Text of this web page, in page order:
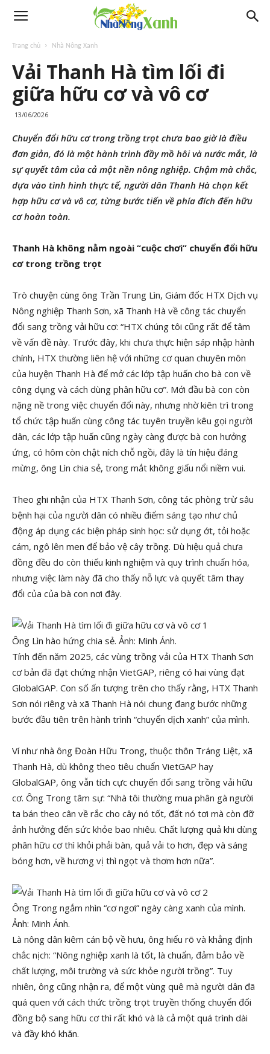
Trang chủ Nhà Nông Xanh
Vải Thanh Hà tìm lối đi
giữa hữu cơ và vô cơ
13/06/2026
Chuyển đổi hữu cơ trong trồng trọt chưa bao giờ là điều
đơn giản, đó là một hành trình đầy mồ hôi và nước mắt, là
sự quyết tâm của cả một nền nông nghiệp. Chậm mà chắc,
dựa vào tình hình thực tế, người dân Thanh Hà chọn kết
hợp hữu cơ và vô cơ, từng bước tiến về phía đích đến hữu
cơ hoàn toàn.
Thanh Hà không nằm ngoài “cuộc chơi” chuyển đổi hữu
cơ trong trồng trọt
Trò chuyện cùng ông Trần Trung Lìn, Giám đốc HTX Dịch vụ
Nông nghiệp Thanh Sơn, xã Thanh Hà về công tác chuyển
đổi sang trồng vải hữu cơ: “HTX chúng tôi cũng rất để tâm
về vấn đề này. Trước đây, khi chưa thực hiện sáp nhập hành
chính, HTX thường liên hệ với những cơ quan chuyên môn
của huyện Thanh Hà để mở các lớp tập huấn cho bà con về
công dụng và cách dùng phân hữu cơ”. Mới đầu bà con còn
nặng nề trong việc chuyển đổi này, nhưng nhờ kiên trì trong
tổ chức tập huấn cùng công tác tuyên truyền kêu gọi người
dân, các lớp tập huấn cũng ngày càng được bà con hưởng
ứng, có hôm còn chật ních chỗ ngồi, đây là tín hiệu đáng
mừng, ông Lìn chia sẻ, trong mắt không giấu nổi niềm vui.
Theo ghi nhận của HTX Thanh Sơn, công tác phòng trừ sâu
bệnh hại của người dân có nhiều điểm sáng tạo như chủ
động áp dụng các biện pháp sinh học: sử dụng ớt, tỏi hoặc
cám, ngô lên men để bảo vệ cây trồng. Dù hiệu quả chưa
đồng đều do còn thiếu kinh nghiệm và quy trình chuẩn hóa,
nhưng việc làm này đã cho thấy nỗ lực và quyết tâm thay
đổi của của bà con nơi đây.
Ông Lìn hào hứng chia sẻ. Ảnh: Minh Ánh.
Tính đến năm 2025, các vùng trồng vải của HTX Thanh Sơn
cơ bản đã đạt chứng nhận VietGAP, riêng có hai vùng đạt
GlobalGAP. Con số ấn tượng trên cho thấy rằng, HTX Thanh
Sơn nói riêng và xã Thanh Hà nói chung đang bước những
bước đầu tiên trên hành trình “chuyển dịch xanh” của mình.
Ví như nhà ông Đoàn Hữu Trong, thuộc thôn Tráng Liệt, xã
Thanh Hà, dù không theo tiêu chuẩn VietGAP hay
GlobalGAP, ông vẫn tích cực chuyển đổi sang trồng vải hữu
cơ. Ông Trong tâm sự: “Nhà tôi thường mua phân gà người
ta bán theo cân về rắc cho cây nó tốt, đất nó tơi mà còn đỡ
ảnh hưởng đến sức khỏe bao nhiêu. Chất lượng quả khi dùng
phân hữu cơ thì khỏi phải bàn, quả vải to hơn, đẹp và sáng
bóng hơn, về hương vị thì ngọt và thơm hơn nữa”.
Ông Trong ngắm nhìn “cơ ngơi” ngày càng xanh của mình.
Ảnh: Minh Ánh.
Là nông dân kiêm cán bộ về hưu, ông hiểu rõ và khẳng định
chắc nịch: “Nông nghiệp xanh là tốt, là chuẩn, đảm bảo về
chất lượng, môi trường và sức khỏe người trồng”. Tuy
nhiên, ông cũng nhận ra, để một vùng quê mà người dân đã
quá quen với cách thức trồng trọt truyền thống chuyển đổi
đồng bộ sang hữu cơ thì rất khó và là cả một quá trình dài
và đầy khó khăn.